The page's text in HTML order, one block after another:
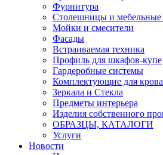
Фурнитура
Столешницы и
Мойки и смесители
Фасады
Встраиваемая техника
Профиль для шкафов-купе
Гардеробные системы
Комплектующие для
Зеркала и Стекла
Предметы интерьера
Изделия собственного
ОБРАЗЦЫ, КАТАЛОГИ
Услуги
Новости